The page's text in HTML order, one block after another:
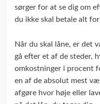
sørger for at se dig om
du ikke skal betale alt
Når du skal låne, er det
gå efter et af de steder,
omkostninger i procent
en af de absolut mest
afgøre hvor høje eller